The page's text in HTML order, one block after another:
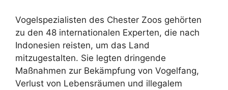
Vogelspezialisten des Chester Zoos gehörten
zu den 48 internationalen Experten, die nach
Indonesien reisten, um das Land
mitzugestalten. Sie legten dringende
Maßnahmen zur Bekämpfung von Vogelfang,
Verlust von Lebensräumen und illegalem